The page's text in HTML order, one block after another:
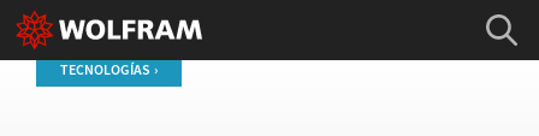
TECNOLOGÍAS